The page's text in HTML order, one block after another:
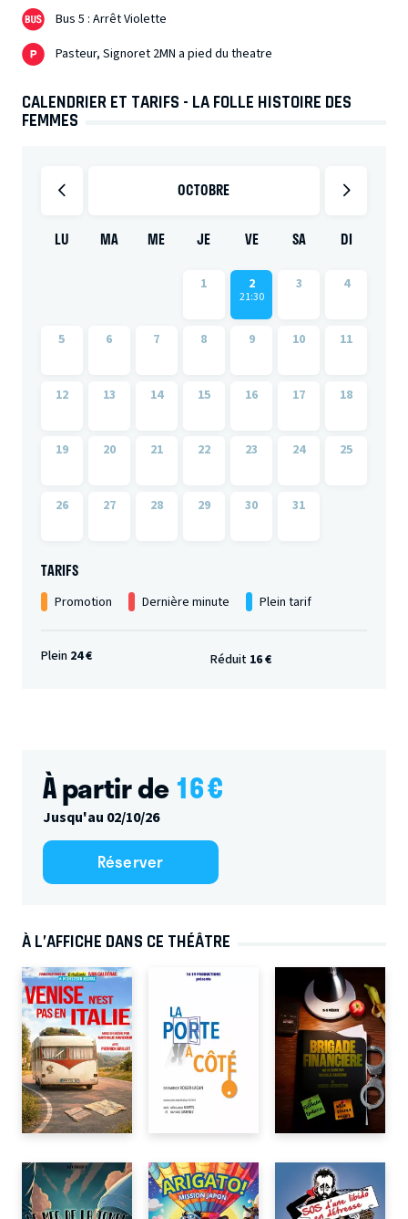
Bus 5 : Arrêt Violette
Pasteur, Signoret 2MN a pied du theatre
CALENDRIER ET TARIFS - LA FOLLE HISTOIRE DES
FEMMES
OCTOBRE
LU MA ME JE VE SA DI
1 2
21:30
3 4
5 6 7 8 9 10 11
12 13 14 15 16 17 18
19 20 21 22 23 24 25
26 27 28 29 30 31
TARIFS
Promotion Dernière minute Plein tarif
Plein 24 € Réduit 16 €
À partir de16€
Jusqu'au 02/10/26
Réserver
À L’AFFICHE DANS CE THÉÂTRE